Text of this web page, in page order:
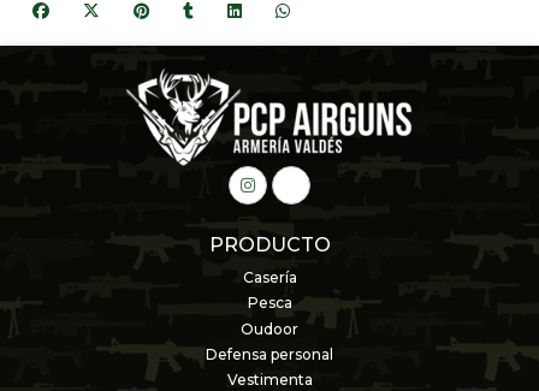
PRODUCTO
Casería
Pesca
Oudoor
Defensa personal
Vestimenta